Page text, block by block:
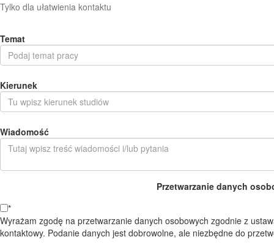
Tylko dla ułatwienia kontaktu
Temat
Kierunek
Wiadomość
Przetwarzanie danych
*
Wyrażam zgodę na przetwarzanie danych osobowych zgodnie z
kontaktowy. Podanie danych jest dobrowolne, ale niezbędne do